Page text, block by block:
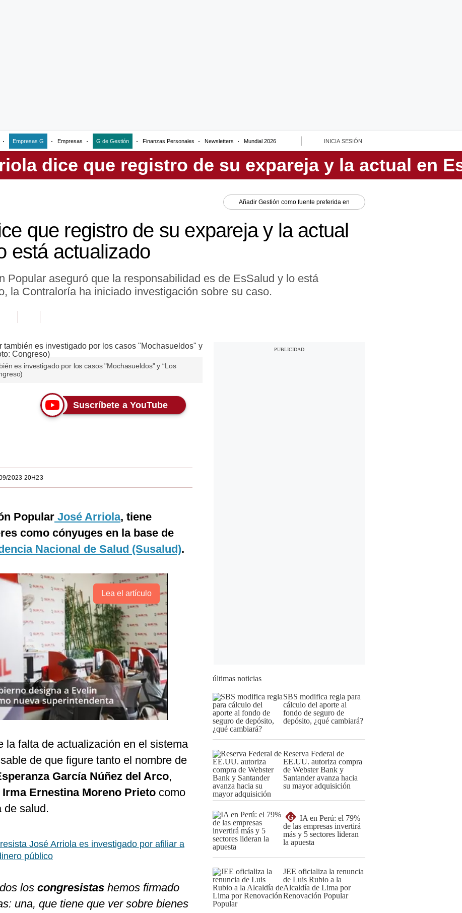
Empresas G Empresas G de Gestión Finanzas Personales Newsletters Mundial 2026 INICIA SESIÓN
Añadir Gestión como fuente preferida en
que registro de su expareja y la actual
está actualizado
Popular aseguró que la responsabilidad es de EsSalud y lo está
la Contraloría ha iniciado investigación sobre su caso.
es investigado por los casos "Mochasueldos" y “Los
Suscríbete a YouTube
2023 20H23
Popular José Arriola, tiene
como cónyuges en la base de
Nacional de Salud (Susalud).
Lea el artículo
la falta de actualización en el sistema
de que figure tanto el nombre de
García Núñez del Arco,
Irma Ernestina Moreno Prieto como
de salud.
José Arriola es investigado por afiliar a
público
los congresistas hemos firmado
una, que tiene que ver sobre bienes
últimas noticias
SBS modifica regla para
cálculo del aporte al
fondo de seguro de
depósito, ¿qué cambiará?
Reserva Federal de
EE.UU. autoriza compra
de Webster Bank y
Santander avanza hacia
su mayor adquisición
G
IA en Perú: el 79%
de las empresas invertirá
más y 5 sectores lideran
la apuesta
JEE oficializa la renuncia
de Luis Rubio a la
Alcaldía de Lima por
Renovación Popular